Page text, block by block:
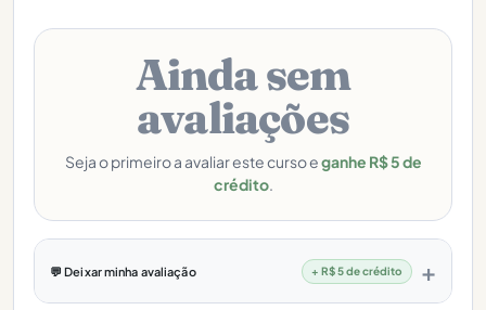
Ainda sem
avaliações
Seja o primeiro a avaliar este curso eganhe R$ 5 de
crédito.
💬 Deixar minha avaliação + R$ 5 de crédito